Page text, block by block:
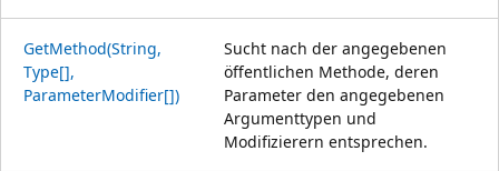
GetMethod(String,
Type[],
ParameterModifier[])
Sucht nach der angegebenen
öffentlichen Methode, deren
Parameter den angegebenen
Argumenttypen und
Modifizierern entsprechen.